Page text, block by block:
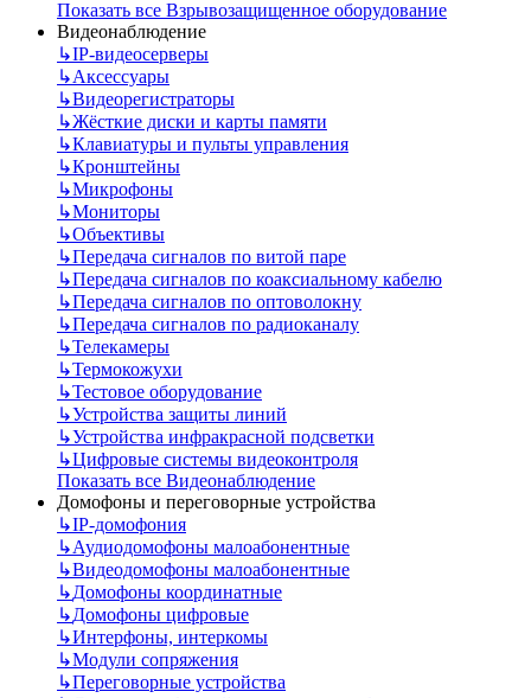
Показать все Взрывозащищенное оборудование
Видеонаблюдение
↳IP-видеосерверы
↳Аксессуары
↳Видеорегистраторы
↳Жёсткие диски и карты памяти
↳Клавиатуры и пульты управления
↳Кронштейны
↳Микрофоны
↳Мониторы
↳Объективы
↳Передача сигналов по витой паре
↳Передача сигналов по коаксиальному кабелю
↳Передача сигналов по оптоволокну
↳Передача сигналов по радиоканалу
↳Телекамеры
↳Термокожухи
↳Тестовое оборудование
↳Устройства защиты линий
↳Устройства инфракрасной подсветки
↳Цифровые системы видеоконтроля
Показать все Видеонаблюдение
Домофоны и переговорные устройства
↳IP-домофония
↳Аудиодомофоны малоабонентные
↳Видеодомофоны малоабонентные
↳Домофоны координатные
↳Домофоны цифровые
↳Интерфоны, интеркомы
↳Модули сопряжения
↳Переговорные устройства